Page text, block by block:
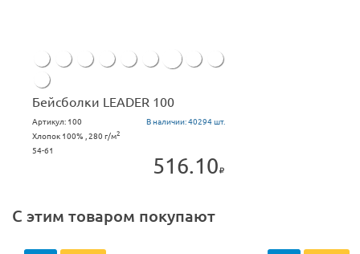
Бейсболки LEADER 100
Артикул: 100 В наличии:40294 шт.
Хлопок 100% , 280 г/м2
54-61
516.10
С этим товаром покупают